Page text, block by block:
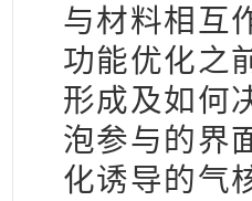
与材料相互
功能优化之
形成及如何
泡参与的界
化诱导的气